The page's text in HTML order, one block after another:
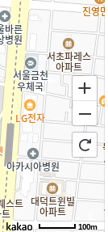
100m